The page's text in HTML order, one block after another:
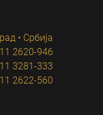
• Србија
2620-946
3281-333
2622-560